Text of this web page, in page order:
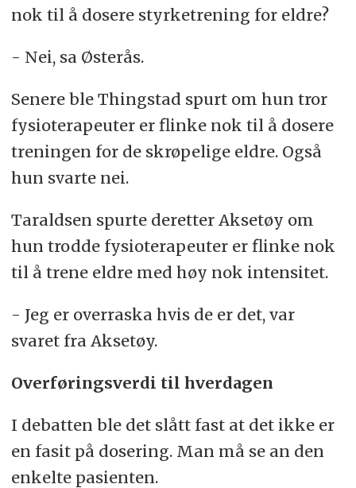
nok til å dosere styrketrening for eldre?
- Nei, sa Østerås.
Senere ble Thingstad spurt om hun tror
fysioterapeuter er flinke nok til å dosere
treningen for de skrøpelige eldre. Også
hun svarte nei.
Taraldsen spurte deretter Aksetøy om
hun trodde fysioterapeuter er flinke nok
til å trene eldre med høy nok intensitet.
- Jeg er overraska hvis de er det, var
svaret fra Aksetøy.
Overføringsverdi til hverdagen
I debatten ble det slått fast at det ikke er
en fasit på dosering. Man må se an den
enkelte pasienten.